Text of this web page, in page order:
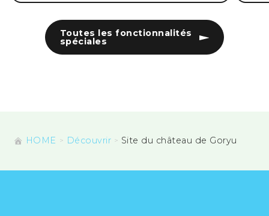
Toutes les fonctionnalités
spéciales
HOME Découvrir Site du château de Goryu